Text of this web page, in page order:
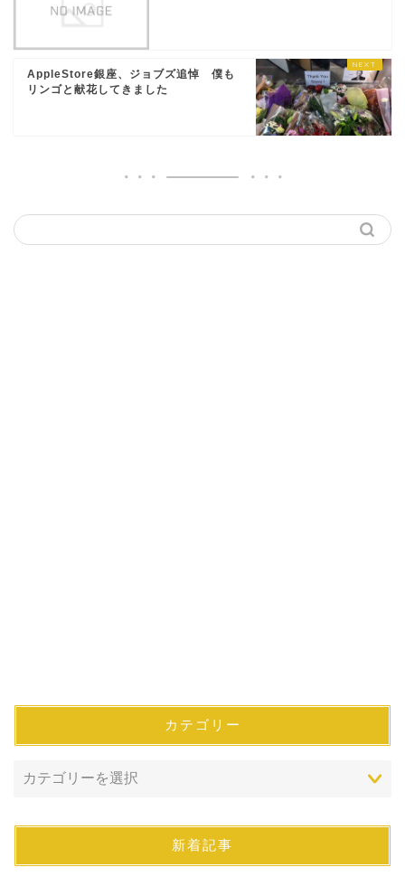
AppleStore銀座、ジョブズ追悼 僕も
リンゴと献花してきました
カテゴリー
新着記事